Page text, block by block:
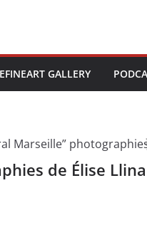
GALLERY
de Élise